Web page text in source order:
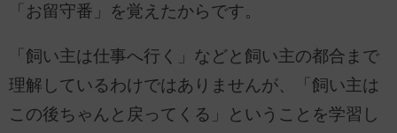
「お留守番」を覚えたからです。
「飼い主は仕事へ行く」などと飼い主の都合まで
理解しているわけではありませんが、「飼い主は
この後ちゃんと戻ってくる」ということを学習し